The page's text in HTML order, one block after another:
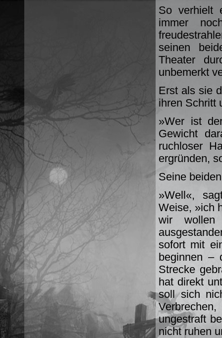
So verhielt
immer
seinen
Theater
unbemerkt
Erst als sie
ihren Schritt
»Wer ist
Gewicht
ruchloser
ergründen,
Seine
»Well«,
Weise, »ich
wir
sofort mit
beginnen –
Strecke
hat direkt
soll sich
ungestraft
nicht ruhen